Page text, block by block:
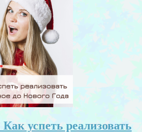
успеть реализовать